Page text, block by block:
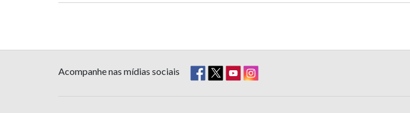
Acompanhe nas mídias sociais